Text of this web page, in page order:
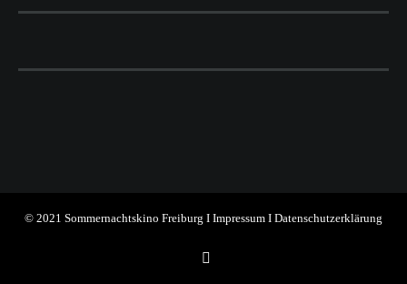
© 2021 Sommernachtskino Freiburg I Impressum I Datenschutzerklärung